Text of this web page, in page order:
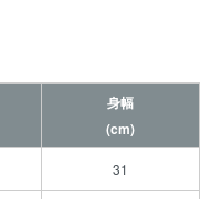
身幅
(cm)
31